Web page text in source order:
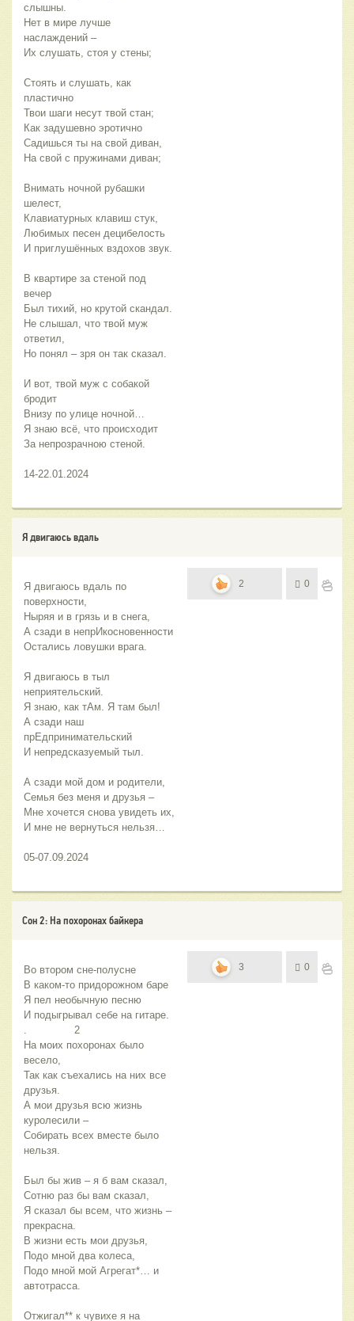
слышны.
Нет в мире лучше
наслаждений –
Их слушать, стоя у стены;
Стоять и слушать, как
пластично
Твои шаги несут твой стан;
Как задушевно эротично
Садишься ты на свой диван,
На свой с пружинами диван;
Внимать ночной рубашки
шелест,
Клавиатурных клавиш стук,
Любимых песен децибелость
И приглушённых вздохов звук.
В квартире за стеной под
вечер
Был тихий, но крутой скандал.
Не слышал, что твой муж
ответил,
Но понял – зря он так сказал.
И вот, твой муж с собакой
бродит
Внизу по улице ночной…
Я знаю всё, что происходит
За непрозрачною стеной.
14-22.01.2024
Я двигаюсь вдаль
Я двигаюсь вдаль по
поверхности,
Ныряя и в грязь и в снега,
А сзади в непрИкосновенности
Остались ловушки врага.
Я двигаюсь в тыл
неприятельский.
Я знаю, как тАм. Я там был!
А сзади наш
прЕдпринимательский
И непредсказуемый тыл.
А сзади мой дом и родители,
Семья без меня и друзья –
Мне хочется снова увидеть их,
И мне не вернуться нельзя…
05-07.09.2024
2 0
Сон 2: На похоронах байкера
Во втором сне-полусне
В каком-то придорожном баре
Я пел необычную песню
И подыгрывал себе на гитаре.
.		2
На моих похоронах было
весело,
Так как съехались на них все
друзья.
А мои друзья всю жизнь
куролесили –
Собирать всех вместе было
нельзя.
Был бы жив – я б вам сказал,
Сотню раз бы вам сказал,
Я сказал бы всем, что жизнь –
прекрасна.
В жизни есть мои друзья,
Подо мной два колеса,
Подо мной мой Агрегат*… и
автотрасса.
Отжигал** к чувихе я на
3 0